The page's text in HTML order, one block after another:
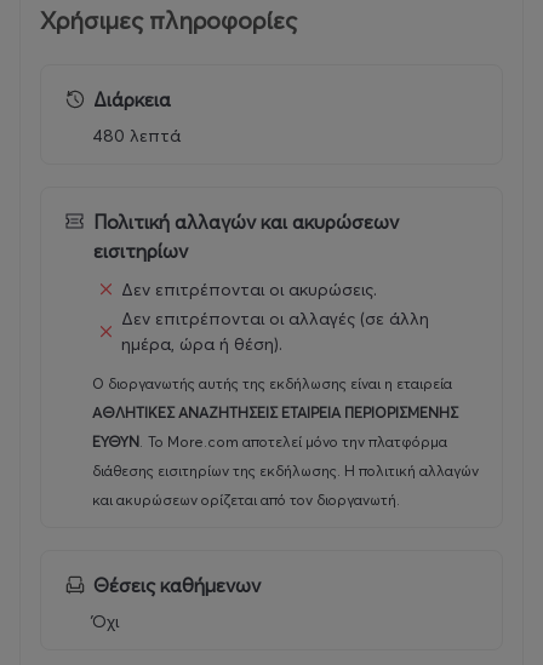
σχολικά προγράμματα και παιδικές
δραστηριότητες.
δραστηριότητες
Λειτουργία σε όλη τη διάρκεια των
καλοκαιρινών σχολικών διακοπών
Πλήρης διατροφή με πρωινό, πρόγευμα και
μεσημεριανό
Δωρεάν πρωινή και απογευματινή δημιουργική
φύλαξη για τη διευκόλυνση των εργαζόμενων
Προαιρετική υπηρεσία Door-to-Door
μεταφοράς σε 49 δήμους της Αττικής με
σχολικά λεωφορεία 20 θέσεων
25 χρόνια εμπειρίας στη βιωματική μάθηση, τον
φύση
ΠΡΟΣΦΟΡΑ!
Χρήσιμες πληροφορίες
Διάρκεια
480 λεπτά
Πολιτική αλλαγών και ακυρώσεων
εισιτηρίων
Δεν επιτρέπονται οι ακυρώσεις.
Δεν επιτρέπονται οι αλλαγές (σε άλλη
ημέρα, ώρα ή θέση).
Ο διοργανωτής αυτής της εκδήλωσης είναι η εταιρεία
ΑΘΛΗΤΙΚΕΣ ΑΝΑΖΗΤΗΣΕΙΣ ΕΤΑΙΡΕΙΑ ΠΕΡΙΟΡΙΣΜΕΝΗΣ
ΕΥΘΥΝ. Το More.com αποτελεί μόνο την πλατφόρμα
διάθεσης εισιτηρίων της εκδήλωσης. Η πολιτική αλλαγών
και ακυρώσεων ορίζεται από τον διοργανωτή.
Θέσεις καθήμενων
Όχι